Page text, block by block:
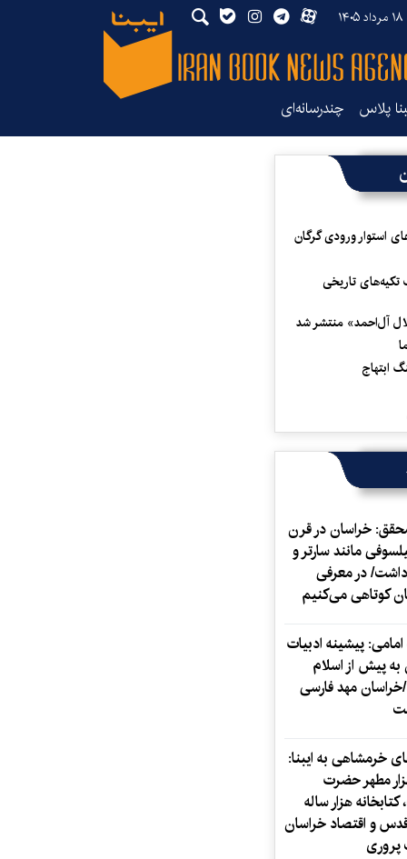
پلاس چندرسانه‌ای
استوار ورودی گرگان
تکیه‌های تاریخی
آل‌احمد» منتشر شد
ابتهاج
خراسان در قرن
مانند سارتر و
داشت/ در معرفی
کوتاهی می‌کنیم
امامی: پیشینه ادبیات
پیش از اسلام
مهد فارسی
خرمشاهی به ایبنا:
مطهر حضرت
هزار ساله
و اقتصاد خراسان
پروری